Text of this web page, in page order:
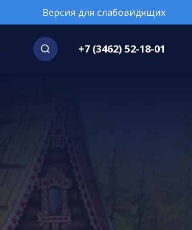
Версия для слабовидящих
+7 (3462) 52-18-01